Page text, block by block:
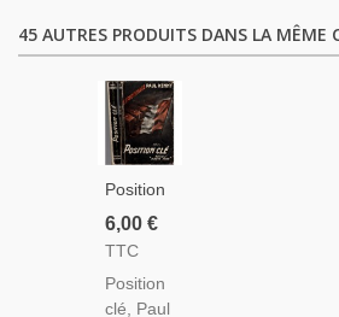
45 AUTRES PRODUITS DANS LA MÊME
Position
Clé, Paul
Kenny,
Espionnage,
6,00 €
TTC
Position
clé, Paul